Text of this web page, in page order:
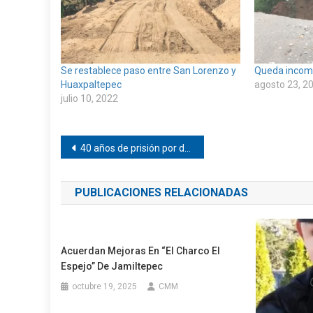
Se restablece paso entre San Lorenzo y
Huaxpaltepec
julio 10, 2022
Queda
agosto 23,
Navegación
de
entradas
40 años de prisión por doble homicidio en la Costa de Oaxaca
PUBLICACIONES RELACIONADAS
Acuerdan Mejoras En “El Charco El
Espejo” De Jamiltepec
octubre 19, 2025 CMM